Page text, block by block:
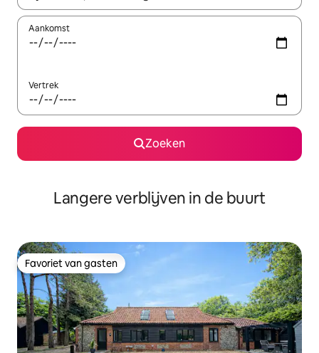
Aankomst
Vertrek
Zoeken
Langere verblijven in de buurt
Favoriet van gasten
Favoriet van gasten